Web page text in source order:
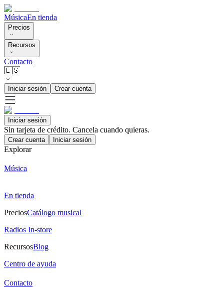
MúsicaEn tienda
Precios
Recursos
Contacto
🇪🇸
Iniciar sesión Crear cuenta
Iniciar sesión
Sin tarjeta de crédito. Cancela cuando quieras.
Crear cuenta Iniciar sesión
Explorar
Música
En tienda
PreciosCatálogo musical
Radios In-store
RecursosBlog
Centro de ayuda
Contacto